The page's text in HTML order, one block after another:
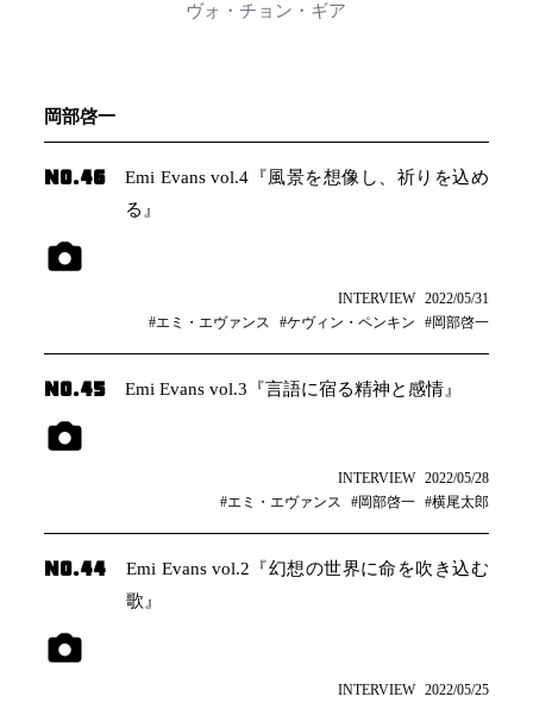
ヴォ・チョン・ギア
岡部啓一
NO.46
Emi Evans vol.4『風景を想像し、祈りを込め
る』
INTERVIEW 2022/05/31
#エミ・エヴァンス
#ケヴィン・ペンキン #岡部啓一
NO.45 Emi Evans vol.3『言語に宿る精神と感情』
INTERVIEW 2022/05/28
#エミ・エヴァンス
#岡部啓一 #横尾太郎
NO.44
Emi Evans vol.2『幻想の世界に命を吹き込む
歌』
INTERVIEW 2022/05/25